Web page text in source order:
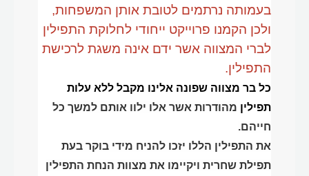
בעמותה נרתמים לטובת אותן המשפחות,
ולכן הקמנו פרוייקט ייחודי לחלוקת התפילין
לברי המצווה אשר ידם אינה משגת לרכישת
התפילין.
כל בר מצווה שפונה אלינו מקבל ללא עלות
תפילין מהודרות אשר אלו ילוו אותם למשך כל
חייהם.
את התפילין הללו יזכו להניח מידי בוקר בעת
תפילת שחרית ויקיימו את מצוות הנחת התפילין